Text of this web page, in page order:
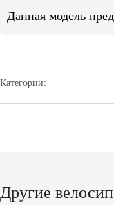
Данная модель
Категории:
Другие